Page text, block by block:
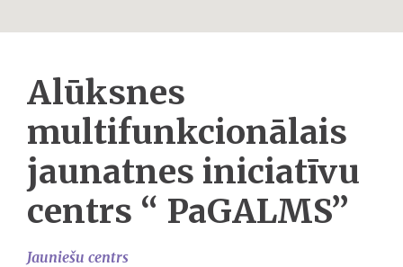
Alūksnes
multifunkcionālais
jaunatnes iniciatīvu
centrs “ PaGALMS”
Jauniešu centrs